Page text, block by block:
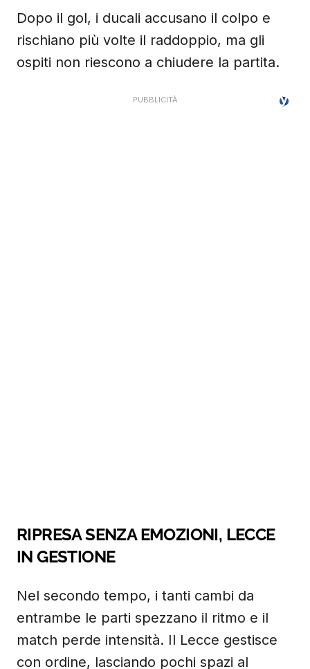
Dopo il gol, i ducali accusano il colpo e
rischiano più volte il raddoppio, ma gli
ospiti non riescono a chiudere la partita.
RIPRESA SENZA EMOZIONI, LECCE
IN GESTIONE
Nel secondo tempo, i tanti cambi da
entrambe le parti spezzano il ritmo e il
match perde intensità. Il Lecce gestisce
con ordine, lasciando pochi spazi al